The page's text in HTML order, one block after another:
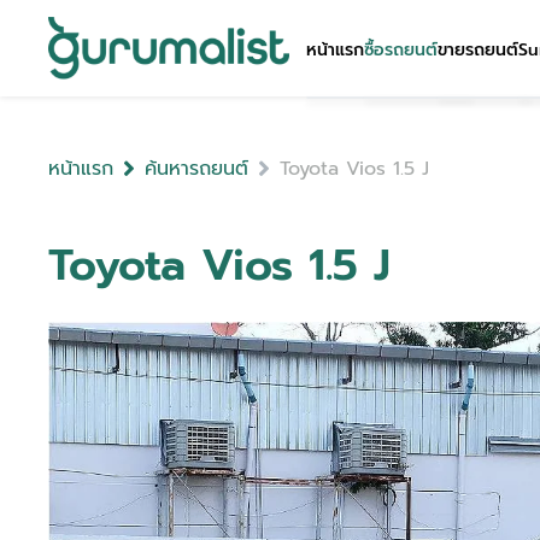
หน้าแรกซื้อรถยนต์ขายรถยนต์
หน้าแรก ค้นหารถยนต์ Toyota Vios 1.5 J
Toyota Vios 1.5 J